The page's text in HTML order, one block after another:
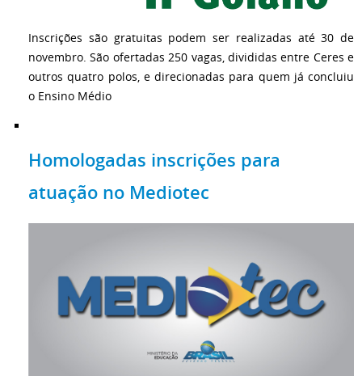
Inscrições são gratuitas podem ser realizadas até 30 de
novembro. São ofertadas 250 vagas, divididas entre Ceres e
outros quatro polos, e direcionadas para quem já concluiu
o Ensino Médio
Homologadas inscrições para
atuação no Mediotec